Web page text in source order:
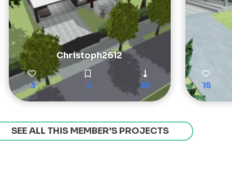
Christoph2612
3 2 85 15
SEE ALL THIS MEMBER’S PROJECTS